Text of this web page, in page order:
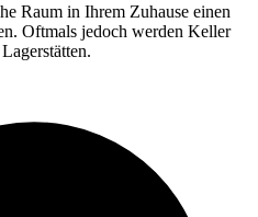
Raum in Ihrem Zuhause einen
Oftmals jedoch werden Keller